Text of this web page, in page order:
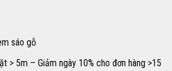
sáo gỗ
> 5m – Giảm ngày 10% cho đơn hàng >15